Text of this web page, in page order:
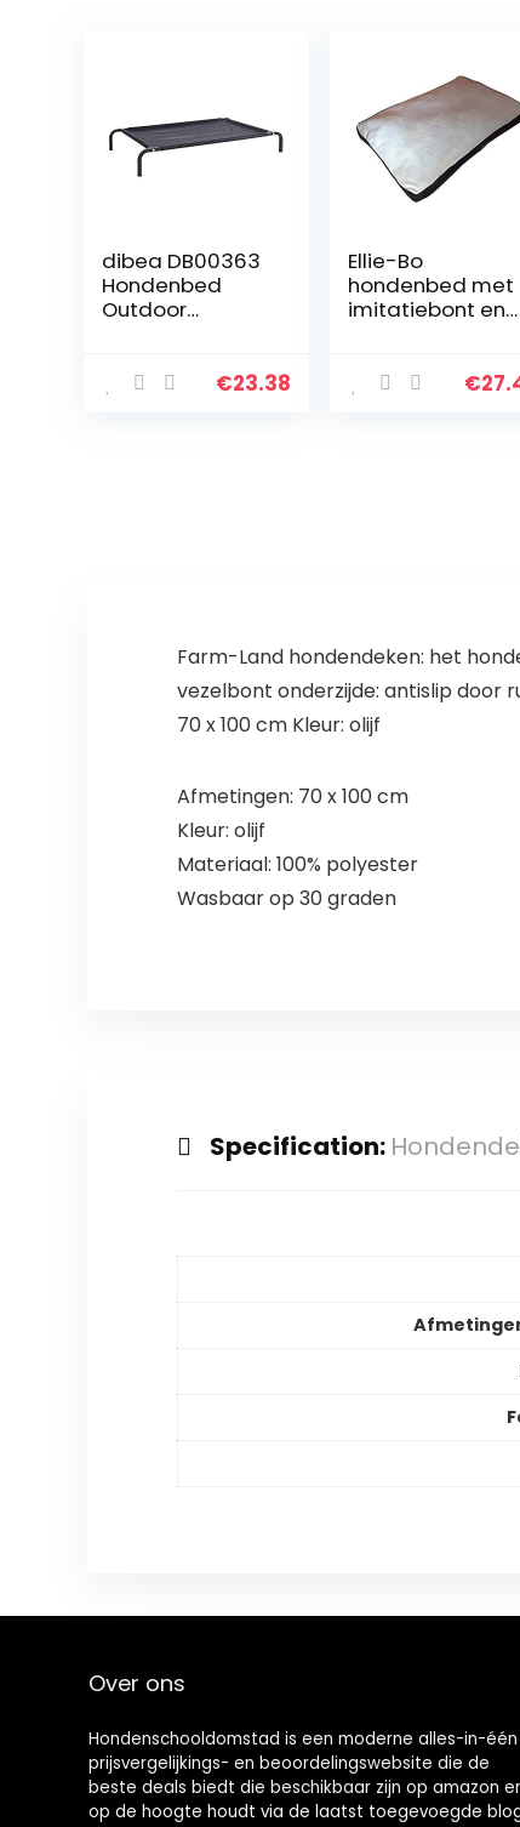
dibea DB00363
Hondenbed
Outdoor
erbed, Ligstoel,
€23.38
Ellie-Bo
hondenbed met
imitatiebont en
XXL,
€
Farm-Land hondendeken: het
vezelbont onderzijde: antislip door
70 x 100 cm Kleur: olijf
Afmetingen: 70 x 100 cm
Kleur: olijf
Materiaal: 100% polyester
Wasbaar op 30 graden
Specification:
Over ons
Hondenschooldomstad is een moderne alles-in-één
prijsvergelijkings- en beoordelingswebsite die de
beste deals biedt die beschikbaar zijn op amazon
op de hoogte houdt via de laatst toegevoegde